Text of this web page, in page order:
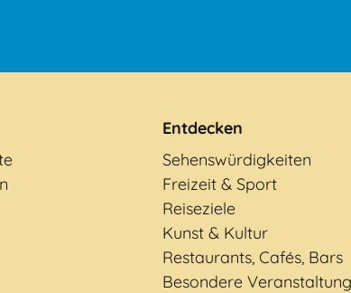
Entdecken
Sehenswürdigkeiten
Freizeit & Sport
Reiseziele
Kunst & Kultur
Restaurants, Cafés, Bars
Besondere